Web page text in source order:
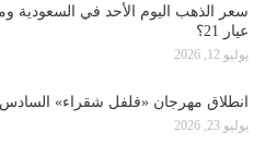
سعر الذهب اليوم الأحد في
عيار 21؟
يوليو 12, 2026
انطلاق مهرجان «فلفل شقراء» السادس
يوليو 23, 2026